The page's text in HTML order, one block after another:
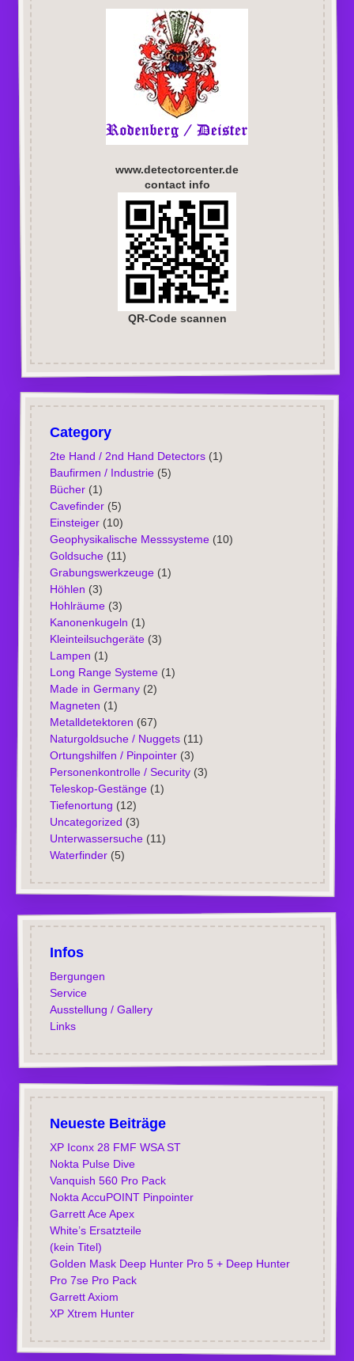
www.detectorcenter.de
contact info
QR-Code scannen
Category
2te Hand / 2nd Hand Detectors(1)
Baufirmen / Industrie(5)
Bücher(1)
Cavefinder(5)
Einsteiger(10)
Geophysikalische Messsysteme(10)
Goldsuche(11)
Grabungswerkzeuge(1)
Höhlen (3)
Hohlräume(3)
Kanonenkugeln (1)
Kleinteilsuchgeräte(3)
Lampen (1)
Long Range Systeme(1)
Made in Germany(2)
Magneten (1)
Metalldetektoren (67)
Naturgoldsuche / Nuggets(11)
Ortungshilfen / Pinpointer(3)
Personenkontrolle / Security(3)
Teleskop-Gestänge(1)
Tiefenortung (12)
Uncategorized (3)
Unterwassersuche(11)
Waterfinder(5)
Infos
Bergungen
Service
Ausstellung / Gallery
Links
Neueste Beiträge
XP Iconx 28 FMF WSA ST
Nokta Pulse Dive
Vanquish 560 Pro Pack
Nokta AccuPOINT Pinpointer
Garrett Ace Apex
White’s Ersatzteile
(kein Titel)
Golden Mask Deep Hunter Pro 5 + Deep Hunter
Pro 7se Pro Pack
Garrett Axiom
XP Xtrem Hunter